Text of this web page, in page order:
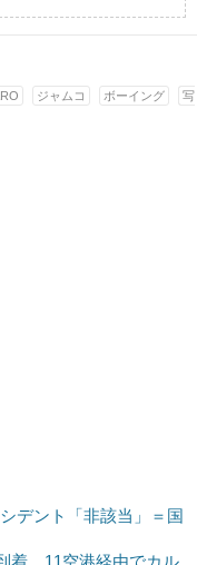
ジャムコ ボーイング 写
デント「非該当」＝国
着 11空港経由でカル